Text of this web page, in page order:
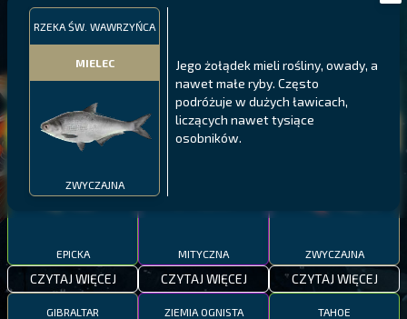
RZEKA ŚW. WAWRZYŃCA
MIELEC
ZWYCZAJNA
Jego żołądek mieli rośliny, owady, a
nawet małe ryby. Często
podróżuje w dużych ławicach,
liczących nawet tysiące
osobników.
PYSZCZAK ZACHODNI
EPICKA
CZYTAJ WIĘCEJ
PÓŁNOCNE FIORDY
LING
MITYCZNA
CZYTAJ WIĘCEJ
WYSPY GALAPAGOS
ZWYCZAJNA
CZYTAJ WIĘCEJ
GIBRALTAR ZIEMIA OGNISTA TAHOE